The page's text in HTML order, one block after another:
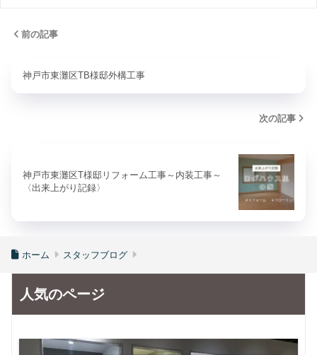
前の記事
神戸市東灘区TB様邸外構工事
次の記事
神戸市東灘区T様邸リフォーム工事～内装工事～
〈出来上がり記録〉
ホーム スタッフブログ
人気のページ